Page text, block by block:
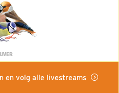
en volg alle livestreams